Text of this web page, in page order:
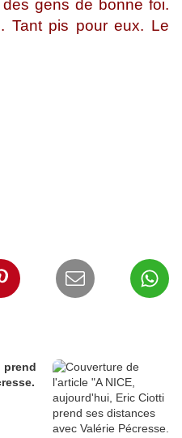
gens de bonne foi.
Tant pis pour eux. Le
prend